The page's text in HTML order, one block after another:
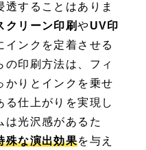
透することはありま
クリーン印刷やUV印
インクを定着させる
の印刷方法は、フィ
かりとインクを乗せ
る仕上がりを実現し
は光沢感があるた
殊な演出効果を与え